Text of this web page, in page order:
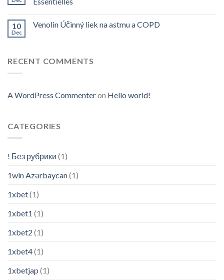
10
Dec
Venolin Účinný liek na astmu a COPD
RECENT COMMENTS
A WordPress Commenteron Hello world!
CATEGORIES
! Без рубрики (1)
1win Azərbaycan(1)
1xbet(1)
1xbet1 (1)
1xbet2 (1)
1xbet4(1)
1xbetjap (1)